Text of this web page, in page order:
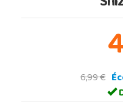
6,99 €